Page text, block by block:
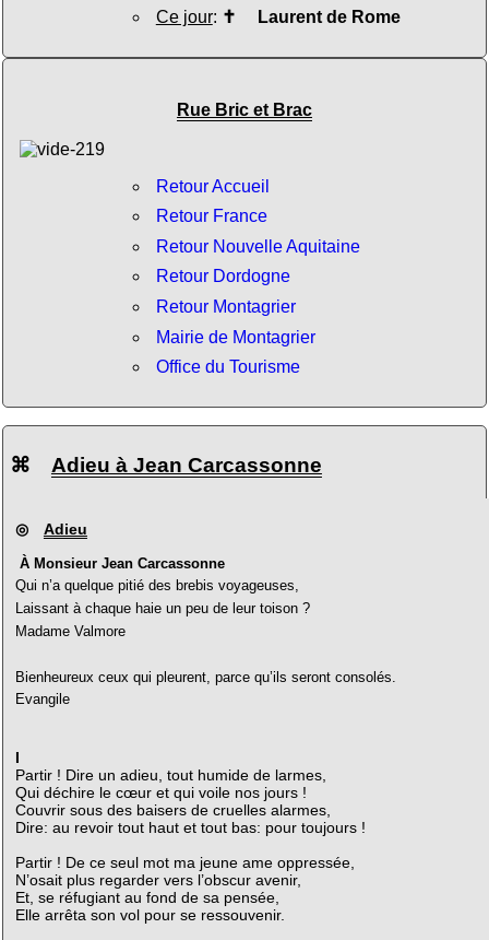
Ce jour: ✝ Laurent de Rome
Rue Bric et Brac
Retour Accueil
Retour France
Retour Nouvelle Aquitaine
Retour Dordogne
Retour Montagrier
Mairie de Montagrier
Office du Tourisme
⌘ Adieu à Jean Carcassonne
◎ Adieu
À Monsieur Jean Carcassonne
Qui n’a quelque pitié des brebis voyageuses,
Laissant à chaque haie un peu de leur toison ?
Madame Valmore
Bienheureux ceux qui pleurent, parce qu’ils seront consolés.
Evangile
I
Partir ! Dire un adieu, tout humide de larmes,
Qui déchire le cœur et qui voile nos jours !
Couvrir sous des baisers de cruelles alarmes,
Dire: au revoir tout haut et tout bas: pour toujours !
Partir ! De ce seul mot ma jeune ame oppressée,
N’osait plus regarder vers l’obscur avenir,
Et, se réfugiant au fond de sa pensée,
Elle arrêta son vol pour se ressouvenir.